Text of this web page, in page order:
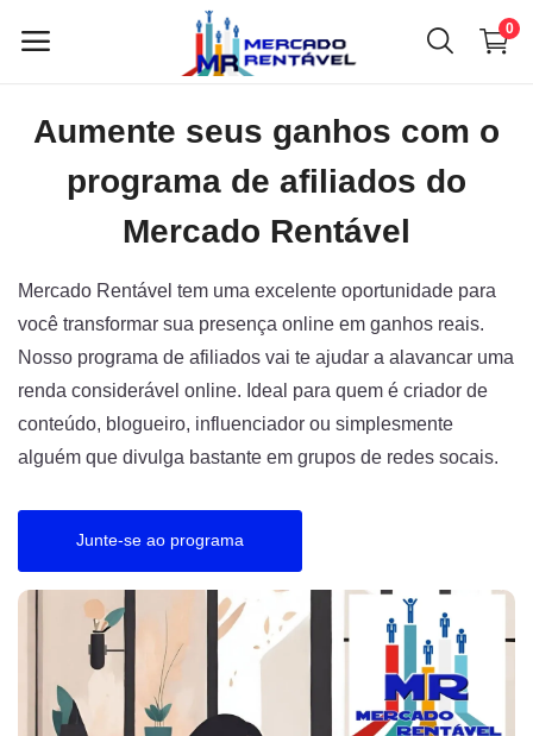
0
Vender
Menu principal
Categorias
Início
Lista de desejos
Registrar
Localização
Aumente seus ganhos com o
programa de afiliados do
Mercado Rentável
Mercado Rentável tem uma excelente oportunidade para
você transformar sua presença online em ganhos reais.
Nosso programa de afiliados vai te ajudar a alavancar uma
renda considerável online. Ideal para quem é criador de
conteúdo, blogueiro, influenciador ou simplesmente
alguém que divulga bastante em grupos de redes socais.
Junte-se ao programa